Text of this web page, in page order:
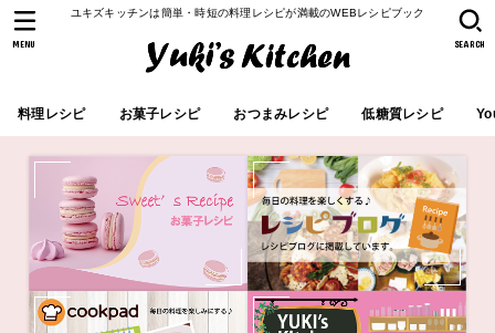
ユキズキッチンは簡単・時短の料理レシピが満載のWEBレシピブック
料理レシピ お菓子レシピ おつまみレシピ 低糖質レシピ
SEARCH
MENU